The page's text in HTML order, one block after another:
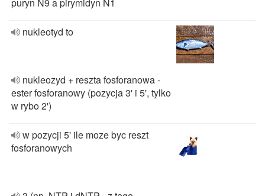
nukleotyd to
nukleozyd + reszta fosforanowa -
ester fosforanowy (pozycja 3' i 5', tylko
w rybo 2')
w pozycji 5' ile moze byc reszt
fosforanowych